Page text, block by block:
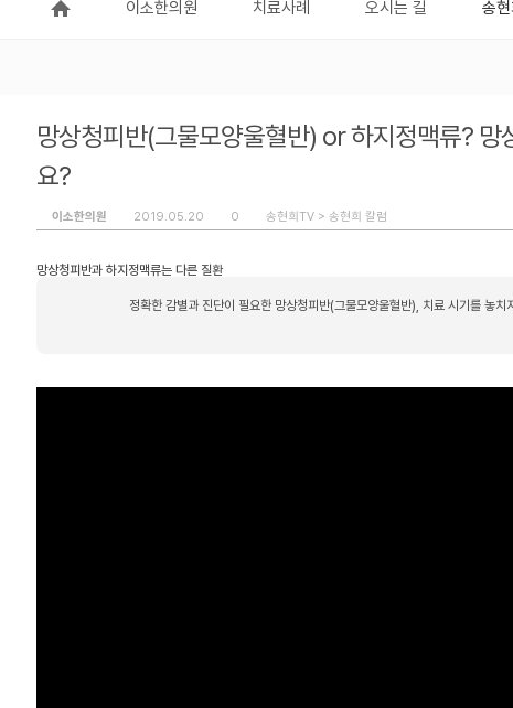
이소한의원 치료사례 오시는 길 송
망상청피반(그물모양울혈반) or 하지정맥류?
요?
이소한의원 2019.05.20 0 송현희TV > 송현희 칼럼
망상청피반과 하지정맥류는 다른 질환
정확한 감별과 진단이 필요한 망상청피반(그물모양울혈반), 치료 시기를 놓치